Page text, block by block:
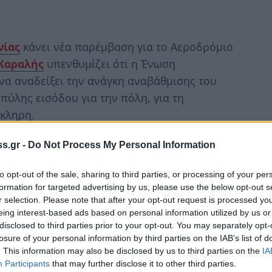
- Do Not Process My Personal Information
opt-out of the sale, sharing to third parties, or processing of your
for targeted advertising by us, please use the below opt-out
selection. Please note that after your opt-out request is processed
interest-based ads based on personal information utilized by us
to third parties prior to your opt-out. You may separately
of your personal information by third parties on the IAB’s list of
This information may also be disclosed by us to third parties on the
Participants that may further disclose it to other third parties.
κάνει νέα παρέμβαση για το Αεροδρόμιο
υπενθυμίζει ότι η Ένωση
αναδείξει την ανάγκη αναβάθμισης του
εισόδου για την πόλη, για τη
και δηλώσεις αρμοδίων παραγόντων της
εξαιρουμένου, που αναγνώριζαν το θέμα
περί άκαρπης λήξης της προθεσμίας για
επιδότησης της αεροπορικής σύνδεσης με
αποκόπτει την περιοχή από τη βόρεια
που οδηγεί σε περαιτέρω υποβάθμιση,